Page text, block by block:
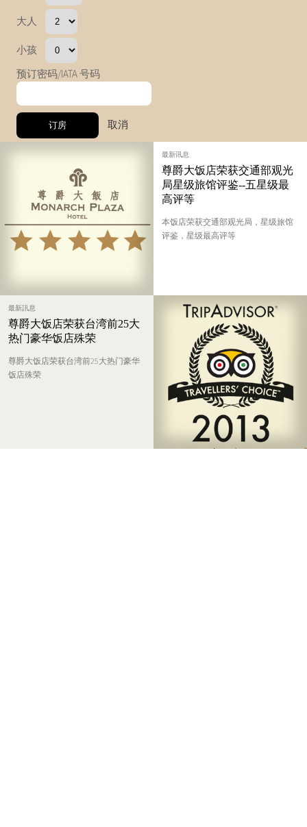
大人
小孩
预订密码/IATA 号码
取消
最新讯息
尊爵大饭店荣获交通部观光
局星级旅馆评鉴--五星级最
高评等
本饭店荣获交通部观光局，星级旅馆
评鉴，星级最高评等
最新訊息
尊爵大饭店荣获台湾前25大
热门豪华饭店殊荣
尊爵大饭店荣获台湾前25大热门豪华
饭店殊荣